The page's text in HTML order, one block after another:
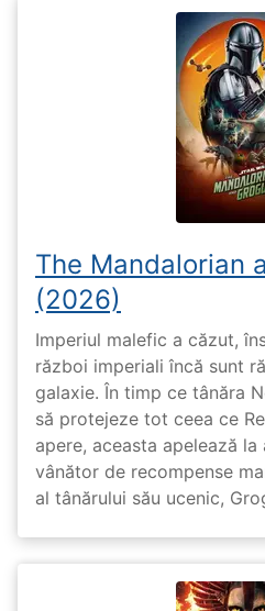
The Mandalorian
(2026)
Imperiul malefic a căzut,
război imperiali încă sunt
galaxie. În timp ce tânăra
să protejeze tot ceea ce
apere, aceasta apelează
vânător de recompense
al tânărului său ucenic,